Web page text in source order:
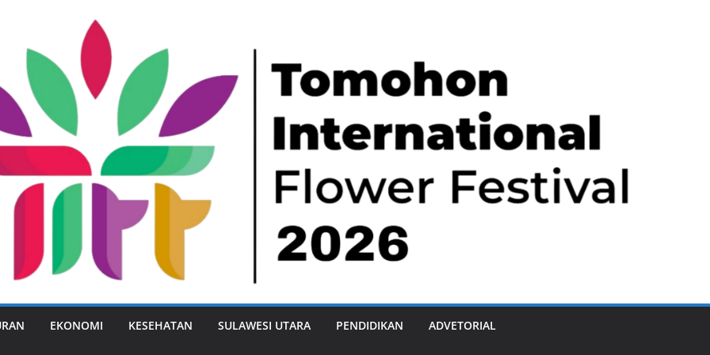
EKONOMI KESEHATAN SULAWESI UTARA PENDIDIKAN ADVETORIAL